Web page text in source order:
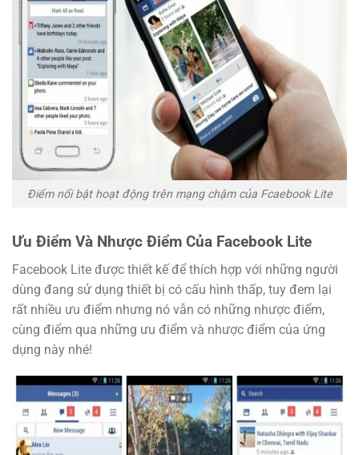
Điểm nổi bật hoạt động trên mạng chậm của Fcaebook Lite
Ưu Điểm Và Nhược Điểm Của Facebook Lite
Facebook Lite được thiết kế để thích hợp với những người
dùng đang sử dụng thiết bị có cấu hình thấp, tuy đem lại
rất nhiều ưu điểm nhưng nó vẫn có những nhược điểm,
cùng điểm qua những ưu điểm và nhược điểm của ứng
dụng này nhé!